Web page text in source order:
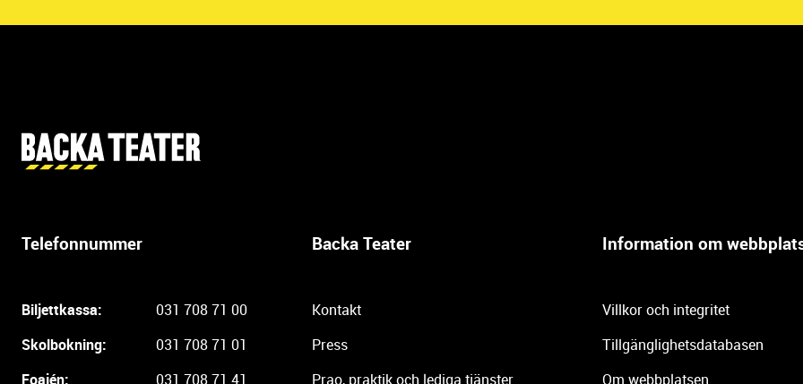
Telefonnummer
Biljettkassa:
031 708 71 00
Skolbokning:
031 708 71 01
Foajén:
031 708 71 41
Backa Teater
Kontakt
Press
Prao, praktik och lediga tjänster
Information om
Villkor och integritet
Tillgänglighetsdatabasen
Om webbplatsen